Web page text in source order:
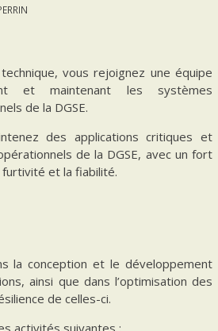
vous rejoignez une équipe
et maintenant les systèmes
de la DGSE.
des applications critiques et
de la DGSE, avec un fort
et la fiabilité.
la conception et le développement
ainsi que dans l’optimisation des
de celles-ci.
activités suivantes :